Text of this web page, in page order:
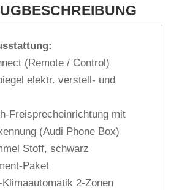
(Remote / Control)
elektr. verstell- und
Freisprecheinrichtung mit
(Audi Phone Box)
Stoff, schwarz
Paket
2-Zonen